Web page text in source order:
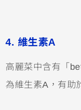
4. 維生素A
高麗菜中含有「
為維生素A，有助